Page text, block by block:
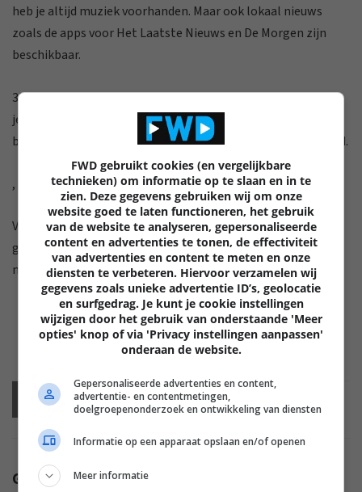
heb je altijd muziek voorhanden. Maar ook lokaal nieuws
zoals de apps voor Het Laatste Nieuws en De Morgen zijn
beschikbaar.
3D World biedt allerlei gratis 3D-content. En in LG apps vind
je tenslotte nog een hele reeks kleinere apps terug. Kijk
bijvoorbeeld eens naar SnagFilms, zeker een bezoekje waard.
,
Voor een 42-inch toestel is de prijs van deze 42LM669S erg
goed, en de LG levert ook heel wat functionaliteit. Enkel het
matige contrast moet je voor lief nemen.
0 REACTIES 750 VIEWS
Vorige artikel Volgende
GERELATEERDE ARTIKELEN
FWD gebruikt cookies (en vergelijkbare
technieken) om informatie op te slaan en in te
zien. Deze gegevens gebruiken wij om onze
website goed te laten functioneren, het gebruik
van de website te analyseren, gepersonaliseerde
content en advertenties te tonen, de effectiviteit
van advertenties en content te meten en onze
diensten te verbeteren. Hiervoor verzamelen wij
gegevens zoals unieke advertentie ID’s, geolocatie
en surfgedrag. Je kunt je cookie instellingen
wijzigen door het gebruik van onderstaande 'Meer
opties' knop of via 'Privacy instellingen aanpassen'
onderaan de website.
Gepersonaliseerde advertenties en content,
advertentie- en contentmetingen,
doelgroepenonderzoek en ontwikkeling van diensten
Informatie op een apparaat opslaan en/of openen
Meer informatie